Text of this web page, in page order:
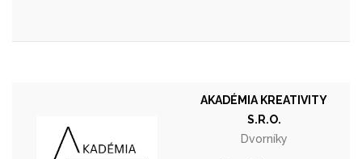
AKADÉMIA KREATIVITY
S.R.O.
Dvorníky